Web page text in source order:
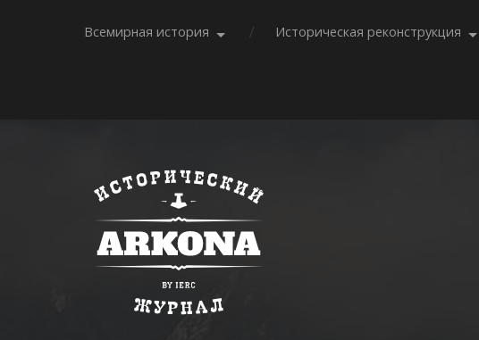
Всемирная история Историческая реконструкция